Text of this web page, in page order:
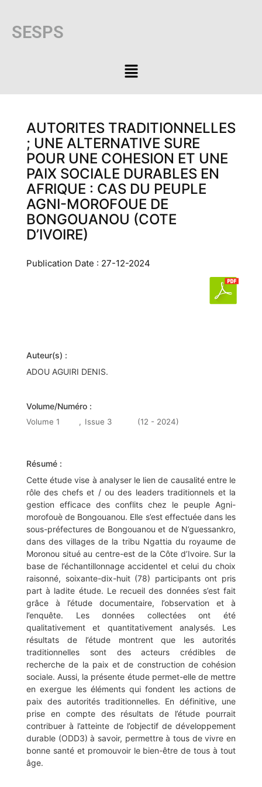
SESPS
AUTORITES TRADITIONNELLES
; UNE ALTERNATIVE SURE
POUR UNE COHESION ET UNE
PAIX SOCIALE DURABLES EN
AFRIQUE : CAS DU PEUPLE
AGNI-MOROFOUE DE
BONGOUANOU (COTE
D’IVOIRE)
Publication Date : 27-12-2024
Auteur(s) :
ADOU AGUIRI DENIS.
Volume/Numéro :
Volume 1 , Issue 3 (12 - 2024)
Résumé :
Cette étude vise à analyser le lien de causalité entre le
rôle des chefs et / ou des leaders traditionnels et la
gestion efficace des conflits chez le peuple Agni-
morofouè de Bongouanou. Elle s’est effectuée dans les
sous-préfectures de Bongouanou et de N’guessankro,
dans des villages de la tribu Ngattia du royaume de
Moronou situé au centre-est de la Côte d’Ivoire. Sur la
base de l’échantillonnage accidentel et celui du choix
raisonné, soixante-dix-huit (78) participants ont pris
part à ladite étude. Le recueil des données s’est fait
grâce à l’étude documentaire, l’observation et à
l’enquête. Les données collectées ont été
qualitativement et quantitativement analysés. Les
résultats de l’étude montrent que les autorités
traditionnelles sont des acteurs crédibles de
recherche de la paix et de construction de cohésion
sociale. Aussi, la présente étude permet-elle de mettre
en exergue les éléments qui fondent les actions de
paix des autorités traditionnelles. En définitive, une
prise en compte des résultats de l’étude pourrait
contribuer à l’atteinte de l’objectif de développement
durable (ODD3) à savoir, permettre à tous de vivre en
bonne santé et promouvoir le bien-être de tous à tout
âge.